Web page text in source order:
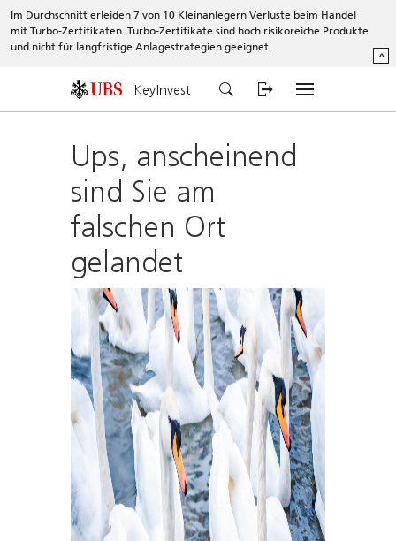
Im Durchschnitt erleiden 7 von 10 Kleinanlegern Verluste beim Handel
mit Turbo-Zertifikaten. Turbo-Zertifikate sind hoch risikoreiche Produkte
und nicht für langfristige Anlagestrategien geeignet.
^
KeyInvest
Ups, anscheinend
sind Sie am
falschen Ort
gelandet